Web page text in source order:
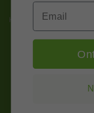
Kitcentrum is trots op:
Email